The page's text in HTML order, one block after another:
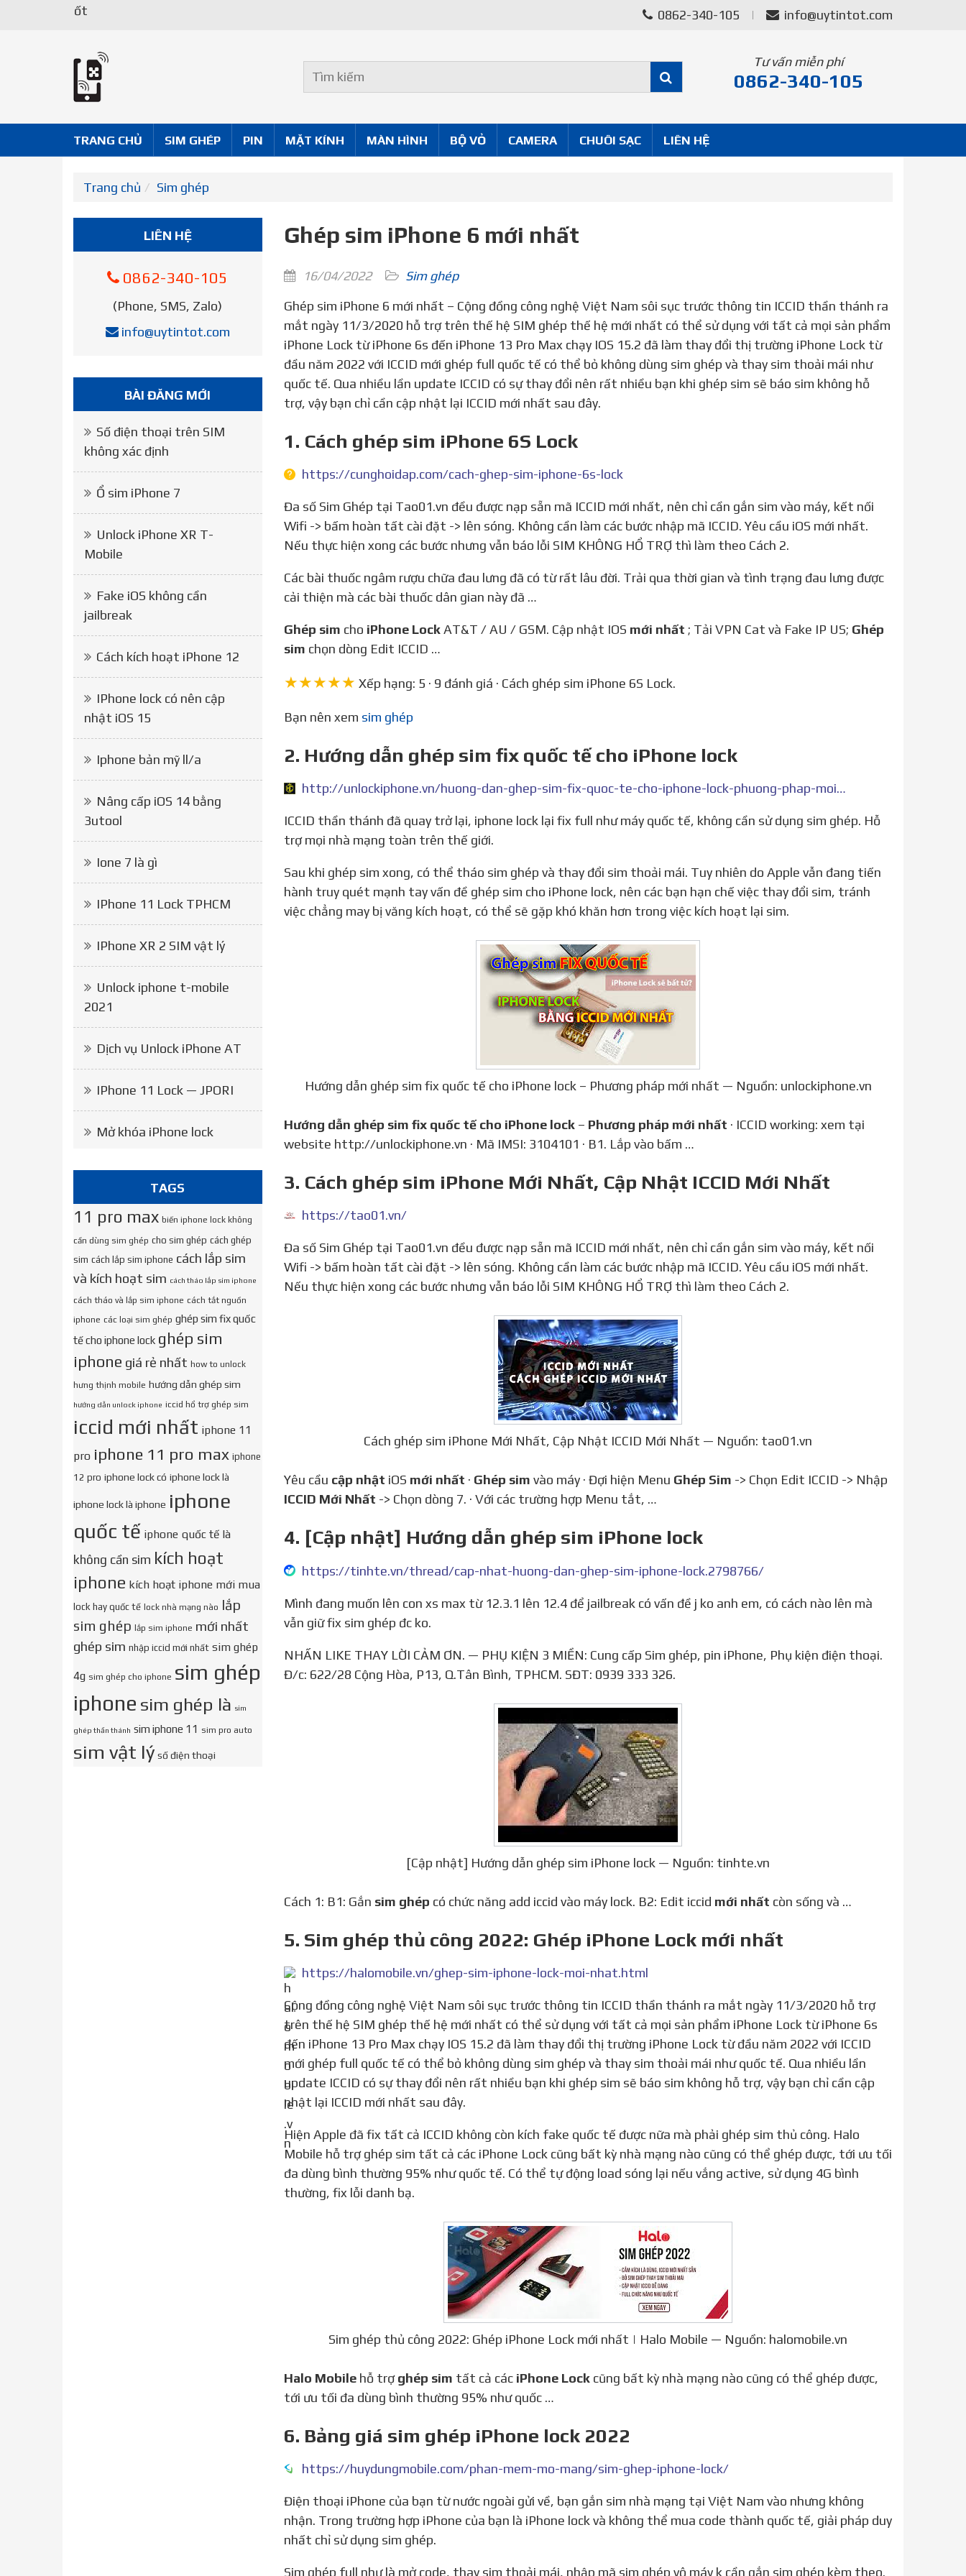
0862-340-105 info@uytintot.com
Tư vấn miễn phí
0862-340-105
TRANG CHỦ SIM GHÉP PIN MẶT KÍNH MÀN HÌNH BỘ VỎ CAMERA CHUÔI SẠC LIÊN HỆ
Trang chủ Sim ghép
Ghép sim iPhone 6 mới nhất
16/04/2022
Sim ghép
Ghép sim iPhone 6 mới nhất – Cộng đồng công nghệ Việt Nam sôi sục trước thông tin ICCID thần thánh ra
mắt ngày 11/3/2020 hỗ trợ trên thế hệ SIM ghép thế hệ mới nhất có thể sử dụng với tất cả mọi sản phẩm
iPhone Lock từ iPhone 6s đến iPhone 13 Pro Max chạy IOS 15.2 đã làm thay đổi thị trường iPhone Lock từ
đầu năm 2022 với ICCID mới ghép full quốc tế có thể bỏ không dùng sim ghép và thay sim thoải mái như
quốc tế. Qua nhiều lần update ICCID có sự thay đổi nên rất nhiều bạn khi ghép sim sẽ báo sim không hỗ
trợ, vậy bạn chỉ cần cập nhật lại ICCID mới nhất sau đây.
1. Cách ghép sim iPhone 6S Lock
https://cunghoidap.com/cach-ghep-sim-iphone-6s-lock
Đa số Sim Ghép tại Tao01.vn đều được nạp sẵn mã ICCID mới nhất, nên chỉ cần gắn sim vào máy, kết nối
Wifi -> bấm hoàn tất cài đặt -> lên sóng. Không cần làm các bước nhập mã ICCID. Yêu cầu iOS mới nhất.
Nếu thực hiện xong các bước nhưng vẫn báo lỗi SIM KHÔNG HỔ TRỢ thì làm theo Cách 2.
Các bài thuốc ngâm rượu chữa đau lưng đã có từ rất lâu đời. Trải qua thời gian và tình trạng đau lưng được
cải thiện mà các bài thuốc dân gian này đã …
Ghép sim cho iPhone LockAT&T / AU / GSM. Cập nhật IOS mới nhất ; Tải VPN Cat và Fake IP US; Ghép
sim chọn dòng Edit ICCID …
★★★★★ Xếp hạng: 5 · 9 đánh giá · Cách ghép sim iPhone 6S Lock.
Bạn nên xem sim ghép
2. Hướng dẫn ghép sim fix quốc tế cho iPhone lock
http://unlockiphone.vn/huong-dan-ghep-sim-fix-quoc-te-cho-iphone-lock-phuong-phap-moi-nhat-bid51.html
ICCID thần thánh đã quay trở lại, iphone lock lại fix full như máy quốc tế, không cần sử dụng sim ghép. Hỗ
trợ mọi nhà mạng toàn trên thế giới.
Sau khi ghép sim xong, có thể tháo sim ghép và thay đổi sim thoải mái. Tuy nhiên do Apple vẫn đang tiến
hành truy quét mạnh tay vấn đề ghép sim cho iPhone lock, nên các bạn hạn chế việc thay đổi sim, tránh
việc chẳng may bị văng kích hoạt, có thể sẽ gặp khó khăn hơn trong việc kích hoạt lại sim.
Hướng dẫn ghép sim fix quốc tế cho iPhone lock – Phương pháp mới nhất — Nguồn: unlockiphone.vn
Hướng dẫn ghép sim fix quốc tế cho iPhone lock– Phương pháp mới nhất · ICCID working: xem tại
website http://unlockiphone.vn · Mã IMSI: 3104101 · B1. Lắp vào bấm …
3. Cách ghép sim iPhone Mới Nhất, Cập Nhật ICCID Mới Nhất
https://tao01.vn/
Đa số Sim Ghép tại Tao01.vn đều được nạp sẵn mã ICCID mới nhất, nên chỉ cần gắn sim vào máy, kết nối
Wifi -> bấm hoàn tất cài đặt -> lên sóng. Không cần làm các bước nhập mã ICCID. Yêu cầu iOS mới nhất.
Nếu thực hiện xong các bước nhưng vẫn báo lỗi SIM KHÔNG HỔ TRỢ thì làm theo Cách 2.
Cách ghép sim iPhone Mới Nhất, Cập Nhật ICCID Mới Nhất — Nguồn: tao01.vn
Yêu cầu cập nhật iOS mới nhất · Ghép sim vào máy · Đợi hiện Menu Ghép Sim -> Chọn Edit ICCID -> Nhập
ICCID Mới Nhất -> Chọn dòng 7. · Với các trường hợp Menu tắt, …
4. [Cập nhật] Hướng dẫn ghép sim iPhone lock
https://tinhte.vn/thread/cap-nhat-huong-dan-ghep-sim-iphone-lock.2798766/
Mình đang muốn lên con xs max từ 12.3.1 lên 12.4 để jailbreak có vấn đề j ko anh em, có cách nào lên mà
vẫn giữ fix sim ghép đc ko.
NHẤN LIKE THAY LỜI CẢM ƠN. — PHỤ KIỆN 3 MIỀN: Cung cấp Sim ghép, pin iPhone, Phụ kiện điện thoại.
Đ/c: 622/28 Cộng Hòa, P13, Q.Tân Bình, TPHCM. SĐT: 0939 333 326.
[Cập nhật] Hướng dẫn ghép sim iPhone lock — Nguồn: tinhte.vn
Cách 1: B1: Gắn sim ghép có chức năng add iccid vào máy lock. B2: Edit iccid mới nhất còn sống và …
5. Sim ghép thủ công 2022: Ghép iPhone Lock mới nhất
https://halomobile.vn/ghep-sim-iphone-lock-moi-nhat.html
Cộng đồng công nghệ Việt Nam sôi sục trước thông tin ICCID thần thánh ra mắt ngày 11/3/2020 hỗ trợ
trên thế hệ SIM ghép thế hệ mới nhất có thể sử dụng với tất cả mọi sản phẩm iPhone Lock từ iPhone 6s
đến iPhone 13 Pro Max chạy IOS 15.2 đã làm thay đổi thị trường iPhone Lock từ đầu năm 2022 với ICCID
mới ghép full quốc tế có thể bỏ không dùng sim ghép và thay sim thoải mái như quốc tế. Qua nhiều lần
update ICCID có sự thay đổi nên rất nhiều bạn khi ghép sim sẽ báo sim không hỗ trợ, vậy bạn chỉ cần cập
nhật lại ICCID mới nhất sau đây.
Hiện Apple đã fix tất cả ICCID không còn kích fake quốc tế được nữa mà phải ghép sim thủ công. Halo
Mobile hỗ trợ ghép sim tất cả các iPhone Lock cũng bất kỳ nhà mạng nào cũng có thể ghép được, tới ưu tối
đa dùng bình thường 95% như quốc tế. Có thể tự động load sóng lại nếu vắng active, sử dụng 4G bình
thường, fix lỗi danh bạ.
Sim ghép thủ công 2022: Ghép iPhone Lock mới nhất | Halo Mobile — Nguồn: halomobile.vn
Halo Mobilehỗ trợghép sim tất cả các iPhone Lockcũng bất kỳ nhà mạng nào cũng có thể ghép được,
tới ưu tối đa dùng bình thường 95% như quốc …
6. Bảng giá sim ghép iPhone lock 2022
https://huydungmobile.com/phan-mem-mo-mang/sim-ghep-iphone-lock/
Điện thoại iPhone của bạn từ nước ngoài gửi về, bạn gắn sim nhà mạng tại Việt Nam vào nhưng không
nhận. Trong trường hợp iPhone của bạn là iPhone lock và không thể mua code thành quốc tế, giải pháp duy
nhất chỉ sử dụng sim ghép.
Sim ghép full như là mở code, thay sim thoải mái, nhập mã sim ghép vô máy k cần gắn sim ghép kèm theo.
LIÊN HỆ
0862-340-105
(Phone, SMS, Zalo)
info@uytintot.com
BÀI ĐĂNG MỚI
Số điện thoại trên SIM
không xác định
Ổ sim iPhone 7
Unlock iPhone XR T-
Mobile
Fake iOS không cần
jailbreak
Cách kích hoạt iPhone 12
IPhone lock có nên cập
nhật iOS 15
Iphone bản mỹ ll/a
Nâng cấp iOS 14 bằng
3utool
Ione 7 là gì
IPhone 11 Lock TPHCM
IPhone XR 2 SIM vật lý
Unlock iphone t-mobile
2021
Dịch vụ Unlock iPhone AT
IPhone 11 Lock — JPORI
Mở khóa iPhone lock
TAGS
11 pro max biến iphone lock không
cần dùng sim ghép cho sim ghép cách ghép
sim cách lắp sim iphone cách lắp sim
và kích hoạt sim cách tháo lắp sim iphone
cách tháo và lắp sim iphone cách tắt nguồn
iphone các loại sim ghép ghép sim fix quốc
tế cho iphone lock ghép sim
iphone giá rẻ nhất how to unlock
hưng thịnh mobile hướng dẫn ghép sim
hướng dẫn unlock iphone iccid hổ trợ ghép sim
iccid mới nhất iphone 11
pro iphone 11 pro max iphone
12 pro iphone lock có iphone lock là
iphone lock là iphone iphone
quốc tế iphone quốc tế là
không cần sim kích hoạt
iphone kích hoạt iphone mới mua
lock hay quốc tế lock nhà mạng nào lắp
sim ghép lắp sim iphone mới nhất
ghép sim nhập iccid mới nhất sim ghép
4g sim ghép cho iphone sim ghép
iphone sim ghép là sim
ghép thần thánh sim iphone 11 sim pro auto
sim vật lý số điện thoại